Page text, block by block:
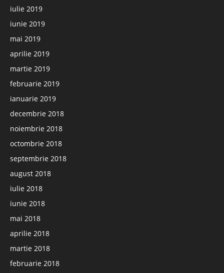
iulie 2019
iunie 2019
mai 2019
aprilie 2019
martie 2019
februarie 2019
ianuarie 2019
decembrie 2018
noiembrie 2018
octombrie 2018
septembrie 2018
august 2018
iulie 2018
iunie 2018
mai 2018
aprilie 2018
martie 2018
februarie 2018